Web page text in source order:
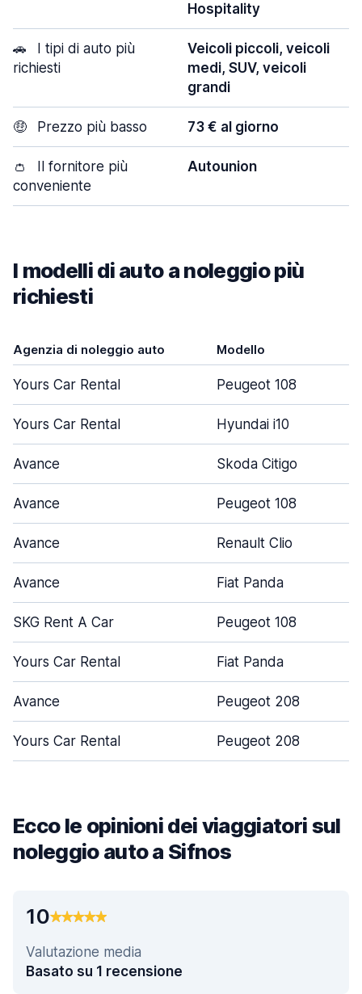
Hospitality
🚗
I tipi di auto più
richiesti
Veicoli piccoli, veicoli
medi, SUV, veicoli
grandi
🤑 Prezzo più basso 73 € al giorno
👛
Il fornitore più
conveniente
Autounion
I modelli di auto a noleggio più
richiesti
Agenzia di noleggio auto Modello
Yours Car Rental Peugeot 108
Yours Car Rental Hyundai i10
Avance Skoda Citigo
Avance Peugeot 108
Avance Renault Clio
Avance Fiat Panda
SKG Rent A Car Peugeot 108
Yours Car Rental Fiat Panda
Avance Peugeot 208
Yours Car Rental Peugeot 208
Ecco le opinioni dei viaggiatori sul
noleggio auto a Sifnos
10
Valutazione media
Basato su 1 recensione